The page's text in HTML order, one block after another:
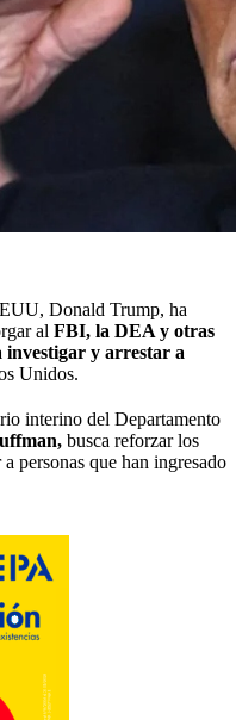
Donald Trump, ha
al FBI, la DEA y otras
investigar y arrestar a
Unidos.
interino del Departamento
busca reforzar los
personas que han ingresado